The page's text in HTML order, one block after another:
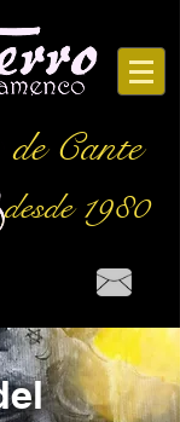
de Cante
desde 1980